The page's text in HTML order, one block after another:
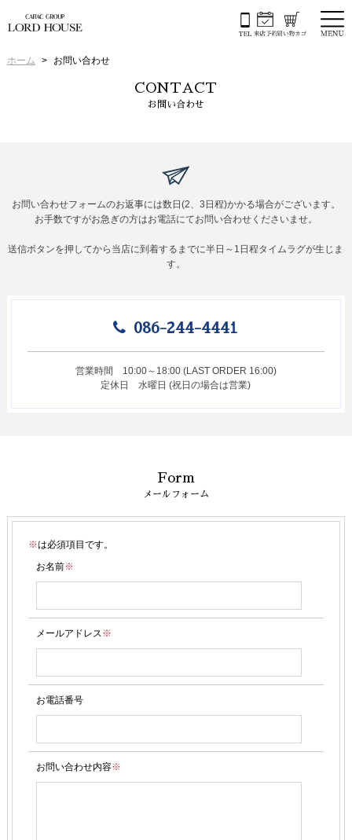
ホーム お問い合わせ
CONTACT
お問い合わせ
お問い合わせフォームのお返事には数日(2、3日程)かかる場合がございます。
お手数ですがお急ぎの方はお電話にてお問い合わせくださいませ。
送信ボタンを押してから当店に到着するまでに半日～1日程タイムラグが生じま
す。
086-244-4441
営業時間 10:00～18:00 (LAST ORDER 16:00)
定休日水曜日 (祝日の場合は営業)
Form
メールフォーム
※は必須項目です。
お名前※
メールアドレス※
お電話番号
お問い合わせ内容※